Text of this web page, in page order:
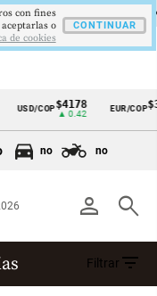
USD/COP$4178
▲ 0.42
EUR/COP
no no
person search
Filtrar filter_list
con fines
o
de cookies
CONTINUAR